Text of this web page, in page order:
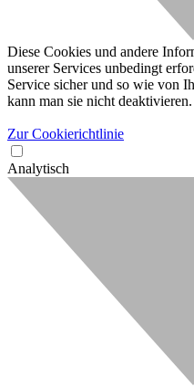
Diese Cookies und andere
unserer Services unbedingt
Service sicher und so wie von
kann man sie nicht deaktivieren.
Zur Cookierichtlinie
Analytisch